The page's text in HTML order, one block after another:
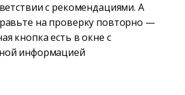
с рекомендациями. А
на проверку повторно —
кнопка есть в окне с
информацией